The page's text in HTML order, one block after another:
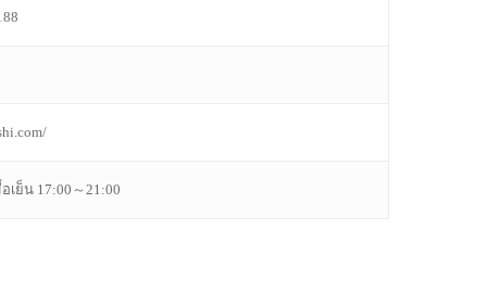
ย็น 17:00～21:00